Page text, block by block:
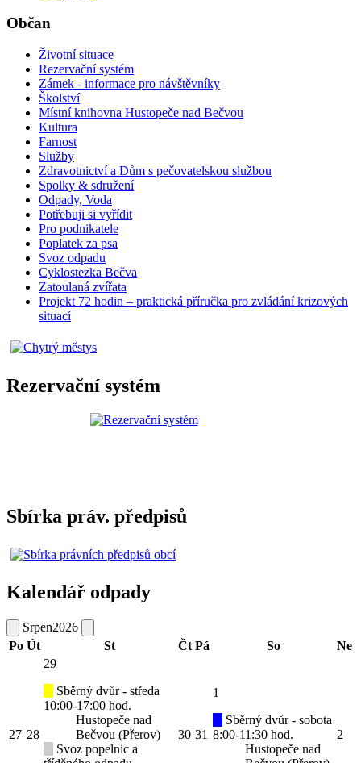
Občan
Životní situace
Rezervační systém
Zámek - informace pro návštěvníky
Školství
Místní knihovna Hustopeče nad Bečvou
Kultura
Farnost
Služby
Zdravotnictví a Dům s pečovatelskou službou
Spolky & sdružení
Odpady, Voda
Potřebuji si vyřídit
Pro podnikatele
Poplatek za psa
Svoz odpadu
Cyklostezka Bečva
Zatoulaná zvířata
Projekt 72 hodin – praktická příručka pro zvládání krizových
situací
Rezervační systém
Sbírka práv. předpisů
Kalendář odpady
Srpen2026
Po Út St Čt Pá So Ne
27 28
29
Sběrný dvůr - středa
10:00-17:00 hod.
Hustopeče nad
Bečvou (Přerov)
Svoz popelnic a
30 31
1
Sběrný dvůr - sobota
8:00-11:30 hod.
Hustopeče nad
2